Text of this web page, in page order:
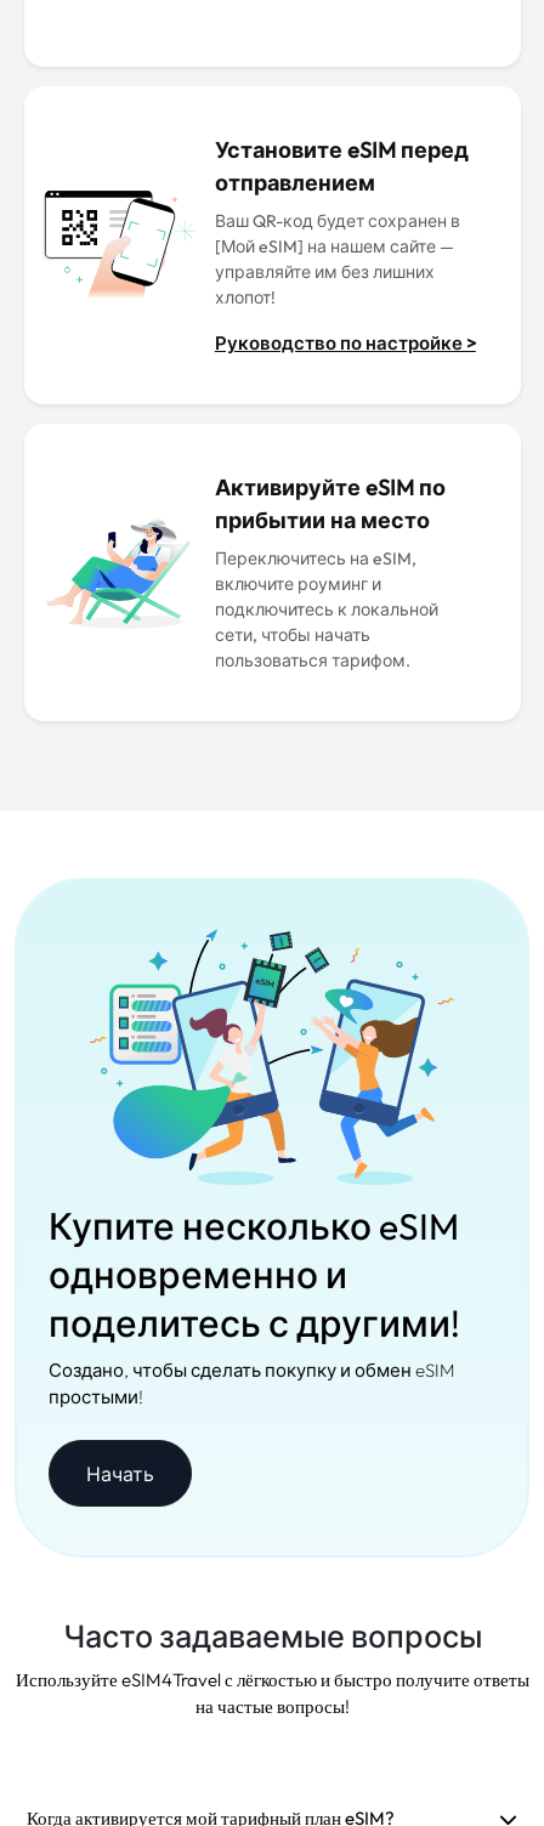
Установите eSIM перед
отправлением
Ваш QR-код будет сохранен в
[Мой eSIM] на нашем сайте —
управляйте им без лишних
хлопот!
Руководство по настройке >
Активируйте eSIM по
прибытии на место
Переключитесь на eSIM,
включите роуминг и
подключитесь к локальной
сети, чтобы начать
пользоваться тарифом.
Купите несколько eSIM
одновременно и
поделитесь с другими!
Создано, чтобы сделать покупку и обмен eSIM
простыми!
Начать
Часто задаваемые вопросы
Используйте eSIM4Travel с лёгкостью и быстро получите ответы
на частые вопросы!
Когда активируется мой тарифный план eSIM?